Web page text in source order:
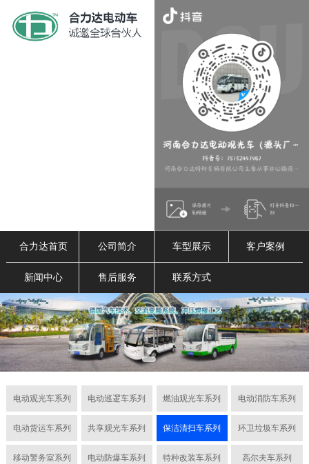
合力达首页 公司简介 车型展示 客户案例
新闻中心 售后服务 联系方式
电动观光车系列 电动巡逻车系列 燃油观光车系列 电动消防车系列
电动货运车系列 共享观光车系列 保洁清扫车系列 环卫垃圾车系列
移动警务室系列 电动防爆车系列 特种改装车系列 高尔夫车系列